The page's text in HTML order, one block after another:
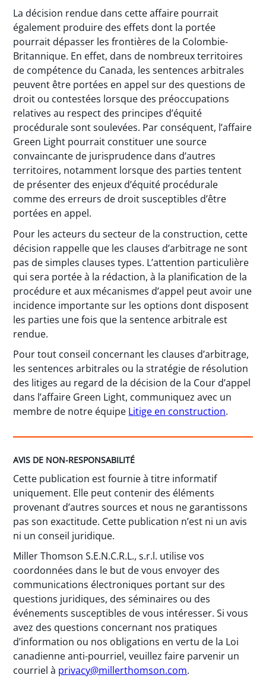
La décision rendue dans cette affaire pourrait
également produire des effets dont la portée
pourrait dépasser les frontières de la Colombie-
Britannique. En effet, dans de nombreux territoires
de compétence du Canada, les sentences arbitrales
peuvent être portées en appel sur des questions de
droit ou contestées lorsque des préoccupations
relatives au respect des principes d’équité
procédurale sont soulevées. Par conséquent, l’affaire
Green Light pourrait constituer une source
convaincante de jurisprudence dans d’autres
territoires, notamment lorsque des parties tentent
de présenter des enjeux d’équité procédurale
comme des erreurs de droit susceptibles d’être
portées en appel.
Pour les acteurs du secteur de la construction, cette
décision rappelle que les clauses d’arbitrage ne sont
pas de simples clauses types. L’attention particulière
qui sera portée à la rédaction, à la planification de la
procédure et aux mécanismes d’appel peut avoir une
incidence importante sur les options dont disposent
les parties une fois que la sentence arbitrale est
rendue.
Pour tout conseil concernant les clauses d’arbitrage,
les sentences arbitrales ou la stratégie de résolution
des litiges au regard de la décision de la Cour d’appel
dans l’affaire Green Light, communiquez avec un
membre de notre équipe Litige en construction.
AVIS DE NON-RESPONSABILITÉ
Cette publication est fournie à titre informatif
uniquement. Elle peut contenir des éléments
provenant d’autres sources et nous ne garantissons
pas son exactitude. Cette publication n’est ni un avis
ni un conseil juridique.
Miller Thomson S.E.N.C.R.L., s.r.l. utilise vos
coordonnées dans le but de vous envoyer des
communications électroniques portant sur des
questions juridiques, des séminaires ou des
événements susceptibles de vous intéresser. Si vous
avez des questions concernant nos pratiques
d’information ou nos obligations en vertu de la Loi
canadienne anti-pourriel, veuillez faire parvenir un
courriel à privacy@millerthomson.com.